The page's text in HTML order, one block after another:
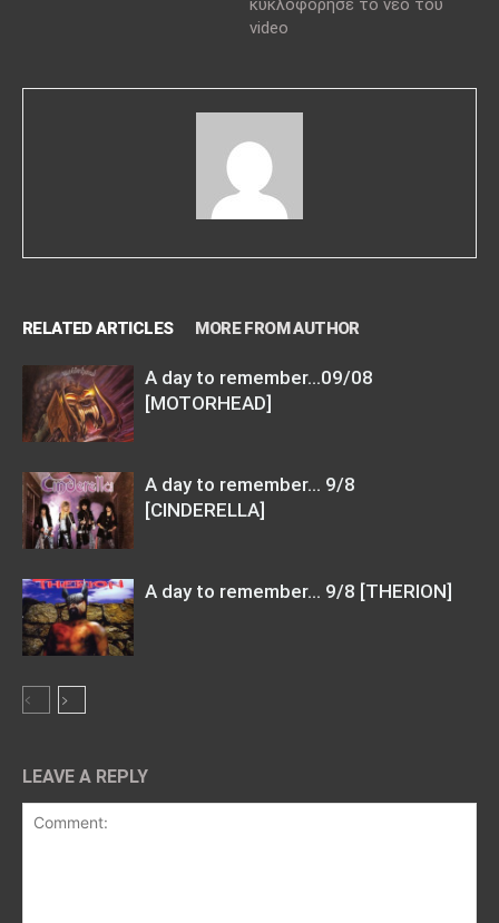
κυκλοφόρησε το νέο του
video
RELATED ARTICLES MORE FROM AUTHOR
A day to remember…09/08
[MOTORHEAD]
A day to remember… 9/8
[CINDERELLA]
A day to remember… 9/8 [THERION]
LEAVE A REPLY